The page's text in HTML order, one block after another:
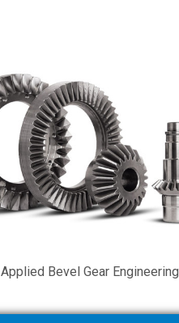
Applied Bevel Gear Engineering